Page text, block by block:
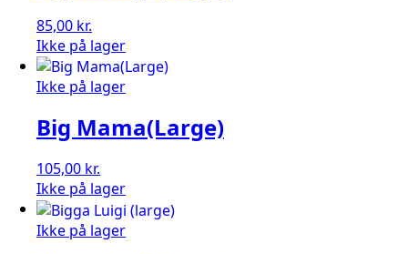
85,00 kr.
Ikke på lager
Ikke på lager
Big Mama(Large)
105,00 kr.
Ikke på lager
Ikke på lager